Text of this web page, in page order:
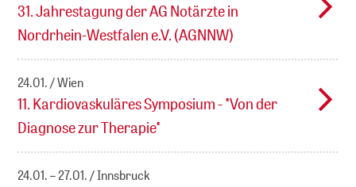
31. Jahrestagung der AG Notärzte in
Nordrhein-Westfalen e.V. (AGNNW)
24.01. Wien
11. Kardiovaskuläres Symposium - "Von der
Diagnose zur Therapie"
24.01. – 27.01. Innsbruck